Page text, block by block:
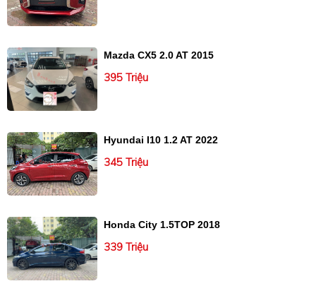
Mazda CX5 2.0 AT 2015
395 Triệu
Hyundai I10 1.2 AT 2022
345 Triệu
Honda City 1.5TOP 2018
339 Triệu